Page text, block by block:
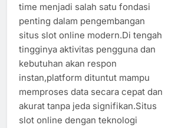
time menjadi salah satu fondasi
penting dalam pengembangan
situs slot online modern.Di tengah
tingginya aktivitas pengguna dan
kebutuhan akan respon
instan,platform dituntut mampu
memproses data secara cepat dan
akurat tanpa jeda signifikan.Situs
slot online dengan teknologi